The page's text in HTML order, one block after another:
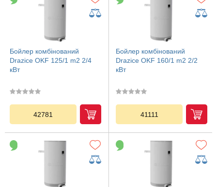
Бойлер комбінований
Drazice OKF 125/1 m2 2/4
кВт
42781
Бойлер комбінований
Drazice OKF 160/1 m2 2/2
кВт
41111